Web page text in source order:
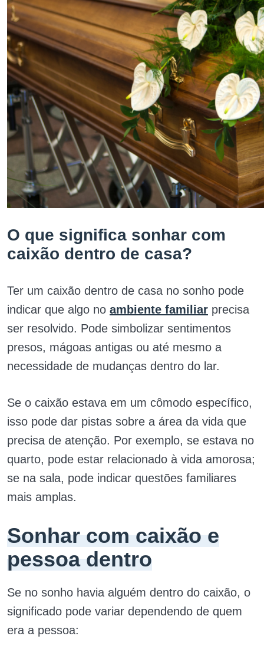
O que significa sonhar com
caixão dentro de casa?
Ter um caixão dentro de casa no sonho pode
indicar que algo no ambiente familiar precisa
ser resolvido. Pode simbolizar sentimentos
presos, mágoas antigas ou até mesmo a
necessidade de mudanças dentro do lar.
Se o caixão estava em um cômodo específico,
isso pode dar pistas sobre a área da vida que
precisa de atenção. Por exemplo, se estava no
quarto, pode estar relacionado à vida amorosa;
se na sala, pode indicar questões familiares
mais amplas.
Sonhar com caixão e
pessoa dentro
Se no sonho havia alguém dentro do caixão, o
significado pode variar dependendo de quem
era a pessoa: